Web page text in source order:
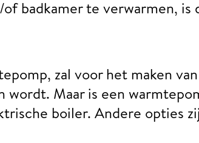
badkamer te verwarmen,
zal voor het maken
Maar is een
boiler. Andere opties